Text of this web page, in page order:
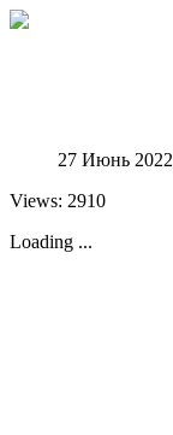
27 Июнь 2022
Views: 2910
Loading ...